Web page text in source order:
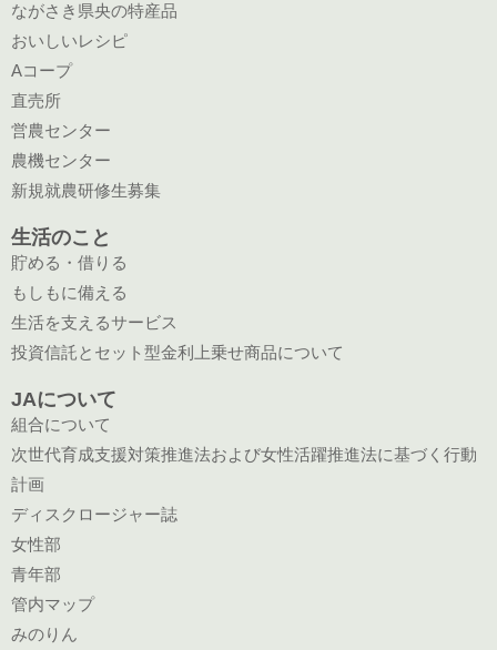
ながさき県央の特産品
おいしいレシピ
Aコープ
直売所
営農センター
農機センター
新規就農研修生募集
生活のこと
貯める・借りる
もしもに備える
生活を支えるサービス
投資信託とセット型金利上乗せ商品について
JAについて
組合について
次世代育成支援対策推進法および女性活躍推進法に基づく行動
計画
ディスクロージャー誌
女性部
青年部
管内マップ
みのりん